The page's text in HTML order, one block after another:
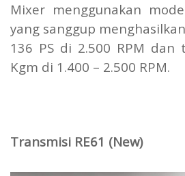
Mixer menggunakan
yang sanggup
136 PS di 2.500 RPM dan
Kgm di 1.400 – 2.500 RPM.
Transmisi RE61 (New)